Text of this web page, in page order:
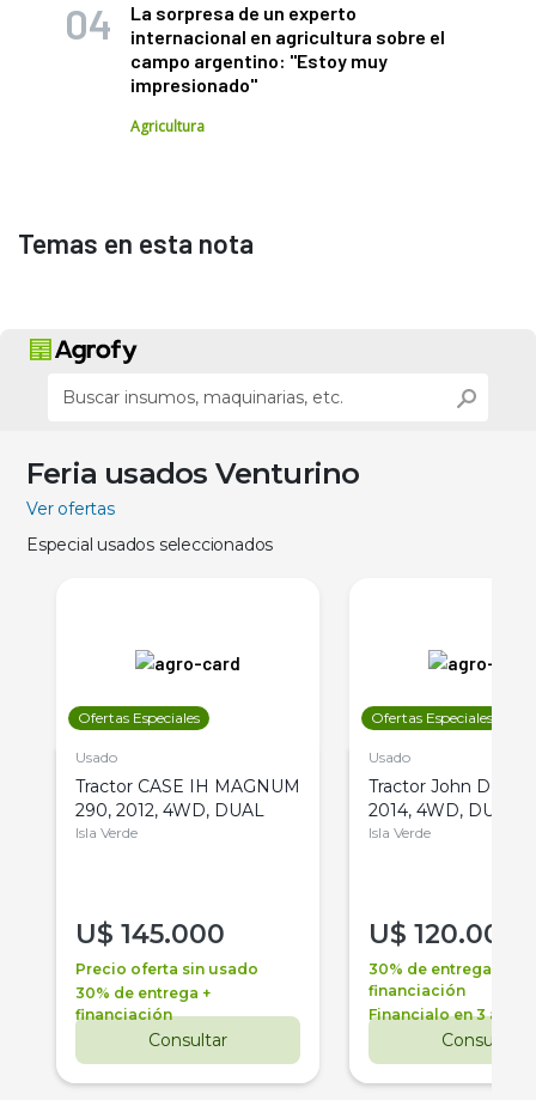
La sorpresa de un experto
internacional en agricultura sobre el
campo argentino: "Estoy muy
impresionado"
Agricultura
Temas en esta nota
Feria usados Venturino
Ver ofertas
Especial usados seleccionados
Ofertas Especiales
Usado
Tractor CASE IH MAGNUM
290, 2012, 4WD, DUAL
Isla Verde
U$ 145.000
Precio oferta sin usado
30% de entrega +
financiación
Consultar
Ofertas Especiales
Usado
Tractor John Deere
2014, 4WD, DUAL
Isla Verde
U$ 120.000
30% de entrega +
financiación
Financialo en 3 años
Consultar